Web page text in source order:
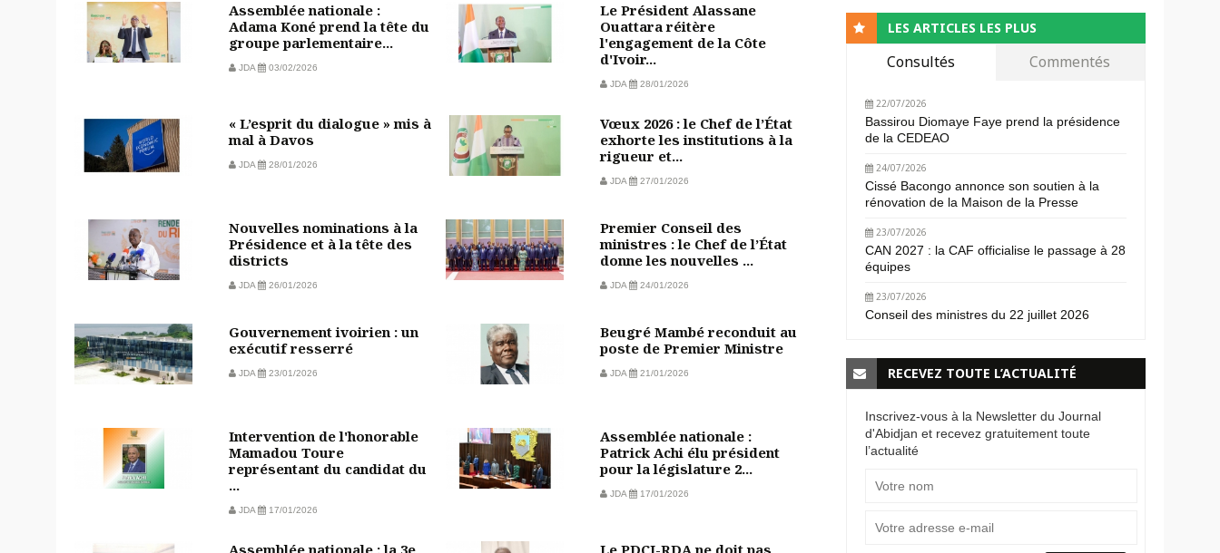
Assemblée nationale :
Adama Koné prend la tête du
groupe parlementaire...
JDA 03/02/2026
Le Président Alassane
Ouattara réitère
l'engagement de la Côte
d'Ivoir...
JDA 28/01/2026
« L’esprit du dialogue » mis à
mal à Davos
JDA 28/01/2026
Vœux 2026 : le Chef de l’État
exhorte les institutions à la
rigueur et...
JDA 27/01/2026
Nouvelles nominations à la
Présidence et à la tête des
districts
JDA 26/01/2026
Premier Conseil des
ministres : le Chef de l’État
donne les nouvelles ...
JDA 24/01/2026
Gouvernement ivoirien : un
exécutif resserré
JDA 23/01/2026
Beugré Mambé reconduit au
poste de Premier Ministre
JDA 21/01/2026
Intervention de l'honorable
Mamadou Toure
représentant du candidat du
...
JDA 17/01/2026
Assemblée nationale :
Patrick Achi élu président
pour la législature 2...
JDA 17/01/2026
LES ARTICLES LES PLUS
Consultés Commentés
22/07/2026
Bassirou Diomaye Faye prend la présidence
de la CEDEAO
24/07/2026
Cissé Bacongo annonce son soutien à la
rénovation de la Maison de la Presse
23/07/2026
CAN 2027 : la CAF officialise le passage à 28
équipes
23/07/2026
Conseil des ministres du 22 juillet 2026
RECEVEZ TOUTE L’ACTUALITÉ
Inscrivez-vous à la Newsletter du Journal
d'Abidjan et recevez gratuitement toute
l’actualité